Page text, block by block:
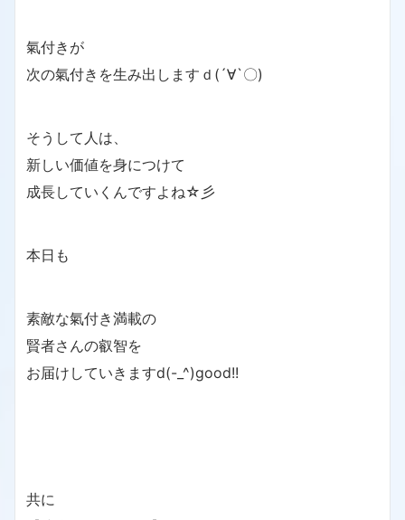
氣付きが
次の氣付きを生み出しますｄ(´∀`〇)
そうして人は、
新しい価値を身につけて
成長していくんですよね☆彡
本日も
素敵な氣付き満載の
賢者さんの叡智を
お届けしていきますd(-_^)good!!
共に